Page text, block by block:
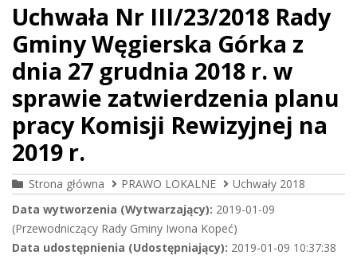
Uchwała Nr III/23/2018 Rady
Gminy Węgierska Górka z
dnia 27 grudnia 2018 r. w
sprawie zatwierdzenia planu
pracy Komisji Rewizyjnej na
2019 r.
Strona główna PRAWO LOKALNE
Uchwały 2018
Data wytworzenia (Wytwarzający): 2019-01-09
(Przewodniczący Rady Gminy Iwona Kopeć)
Data udostępnienia (Udostępniający): 2019-01-09 10:37:38